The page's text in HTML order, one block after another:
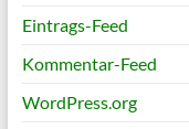
Eintrags-Feed
Kommentar-Feed
WordPress.org